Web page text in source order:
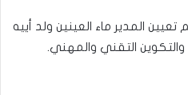
تعيين المدير ماء العينين ولد أييه
التقني والمهني.